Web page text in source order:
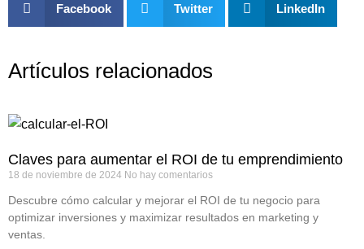
Facebook Twitter LinkedIn
Artículos relacionados
Claves para aumentar el ROI de tu emprendimiento
18 de noviembre de 2024 No hay comentarios
Descubre cómo calcular y mejorar el ROI de tu negocio para
optimizar inversiones y maximizar resultados en marketing y
ventas.